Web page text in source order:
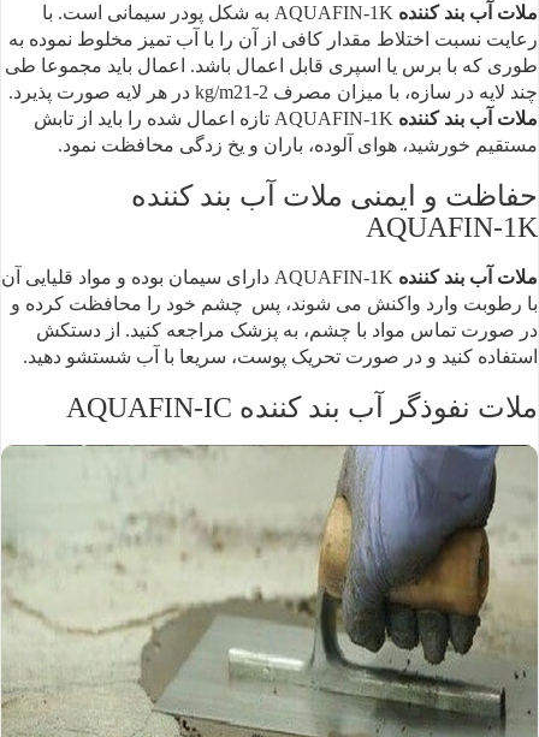
ملات آب بند کننده AQUAFIN-1K به شکل پودر
سیمانی است. با
رعایت نسبت اختلاط مقدار کافی از آن را با آب تمیز مخلوط نموده به
طوری که با برس یا اسپری قابل اعمال باشد. اعمال باید مجموعا طی
چند لایه در سازه، با میزان مصرف kg/m21-2 در هر لایه صورت پذیرد.
ملات آب بند کننده AQUAFIN-1K تازه اعمال
شده را باید از تابش
مستقیم خورشید، هوای آلوده، باران و یخ زدگی محافظت نمود.
حفاظت و ایمنی ملات آب بند کننده
AQUAFIN-1K
ملات آب بند کننده AQUAFIN-1K دارای
سیمان بوده و مواد قلیایی آن
با رطوبت وارد واکنش می شوند، پس چشم خود را محافظت کرده و
در صورت تماس مواد با چشم، به پزشک مراجعه کنید. از دستکش
استفاده کنید و در صورت تحریک پوست، سریعا با آب شستشو دهید.
ملات نفوذگر آب بند کننده AQUAFIN-IC